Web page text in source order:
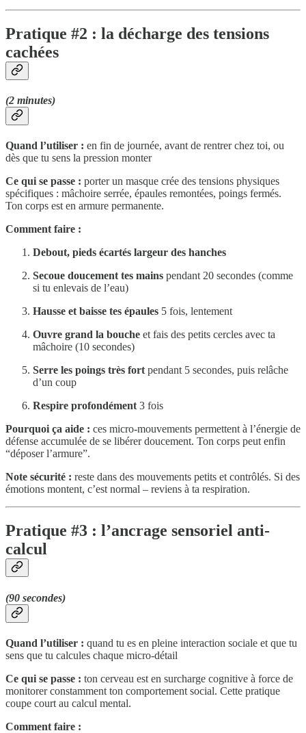
Pratique #2 : la décharge des tensions
cachées
(2 minutes)
Quand l’utiliser : en fin de journée, avant de rentrer chez toi, ou
dès que tu sens la pression monter
Ce qui se passe : porter un masque crée des tensions physiques
spécifiques : mâchoire serrée, épaules remontées, poings fermés.
Ton corps est en armure permanente.
Comment faire :
Debout, pieds écartés largeur des hanches
Secoue doucement tes mains pendant 20 secondes (comme
si tu enlevais de l’eau)
Hausse et baisse tes épaules 5 fois, lentement
Ouvre grand la bouche et fais des petits cercles avec ta
mâchoire (10 secondes)
Serre les poings très fortpendant 5 secondes, puis relâche
d’un coup
Respire profondément3 fois
Pourquoi ça aide : ces micro-mouvements permettent à l’énergie de
défense accumulée de se libérer doucement. Ton corps peut enfin
“déposer l’armure”.
Note sécurité : reste dans des mouvements petits et contrôlés. Si des
émotions montent, c’est normal – reviens à ta respiration.
Pratique #3 : l’ancrage sensoriel anti-
calcul
(90 secondes)
Quand l’utiliser : quand tu es en pleine interaction sociale et que tu
sens que tu calcules chaque micro-détail
Ce qui se passe : ton cerveau est en surcharge cognitive à force de
monitorer constamment ton comportement social. Cette pratique
coupe court au calcul mental.
Comment faire :